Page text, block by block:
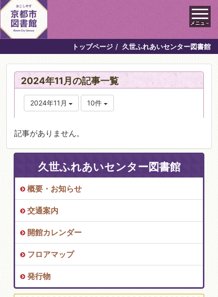
メニュ－
トップページ 久世ふれあいセンター図書館
2024年11月の記事一覧
2024年11月 10件
記事がありません。
久世ふれあいセンター図書館
概要・お知らせ
交通案内
開館カレンダー
フロアマップ
発行物